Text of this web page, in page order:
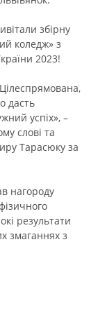
збірну
коледж» з
2023!
дасть
успіх», –
слові та
Тарасюку за
нагороду
результати
змаганнях з